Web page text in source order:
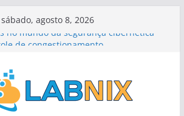
sábado, agosto 8, 2026
no mundo da segurança cibernética
de congestionamento
por vetor de distância
Dinâmico